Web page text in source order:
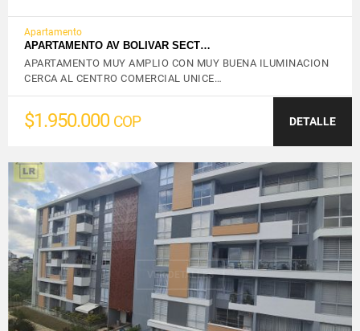
Apartamento
APARTAMENTO AV BOLIVAR SECT…
APARTAMENTO MUY AMPLIO CON MUY BUENA ILUMINACION
CERCA AL CENTRO COMERCIAL UNICE…
$1.950.000 COP DETALLE
VER DETALLES